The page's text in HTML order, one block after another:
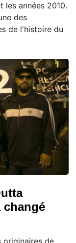
les années 2010.
des
de l'histoire du